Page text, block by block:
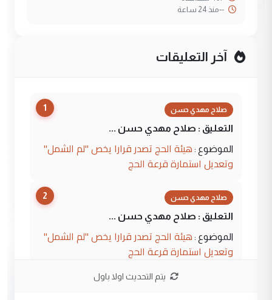
--منذ 24 ساعة
آخر التعليقات
1 صلاح مهدي حسن
التعليق : صلاح مهدي حسن ...
الموضوع : هيئة الحج تصدر قرارا يخص "لم الشمل"
وتعديل استمارة قرعة الحج
2 صلاح مهدي حسن
التعليق : صلاح مهدي حسن ...
الموضوع : هيئة الحج تصدر قرارا يخص "لم الشمل"
وتعديل استمارة قرعة الحج
يتم التحديث اولا باول